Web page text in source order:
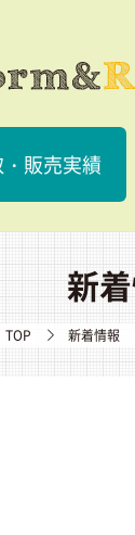
・販売実績
新
TOP 新着情報